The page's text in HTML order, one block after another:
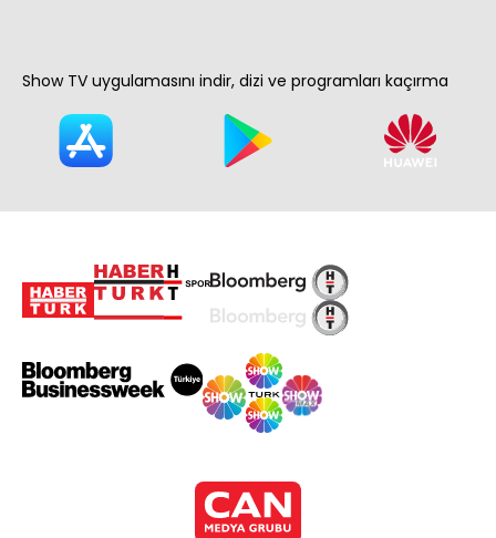
Show TV uygulamasını indir, dizi ve programları kaçırma